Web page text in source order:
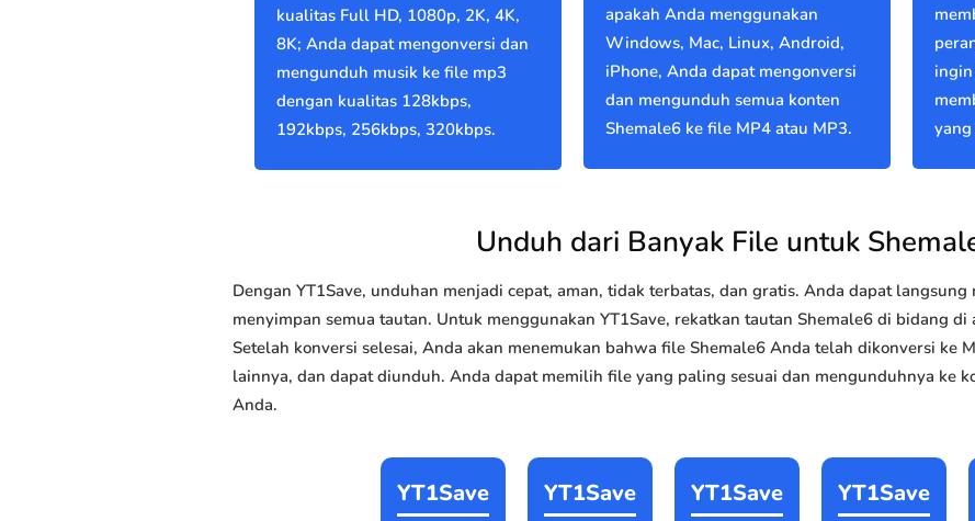
kualitas Full HD, 1080p, 2K, 4K,
8K; Anda dapat mengonversi dan
mengunduh musik ke file mp3
dengan kualitas 128kbps,
192kbps, 256kbps, 320kbps.
apakah Anda menggunakan
Windows, Mac, Linux, Android,
iPhone, Anda dapat mengonversi
dan mengunduh semua konten
Shemale6 ke file MP4 atau MP3.
Unduh dari Banyak File untuk
Dengan YT1Save, unduhan menjadi cepat, aman, tidak terbatas, dan gratis. Anda dapat
menyimpan semua tautan. Untuk menggunakan YT1Save, rekatkan tautan Shemale6 di bidang
Setelah konversi selesai, Anda akan menemukan bahwa file Shemale6 Anda telah dikonversi ke
lainnya, dan dapat diunduh. Anda dapat memilih file yang paling sesuai dan mengunduhnya ke
Anda.
YT1Save YT1Save YT1Save YT1Save